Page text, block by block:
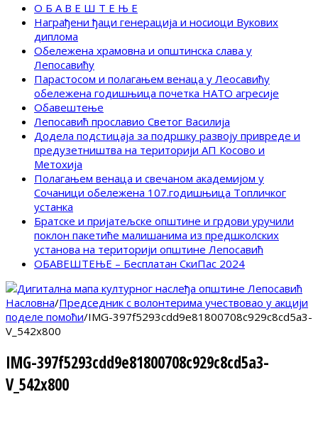
О Б А В Е Ш Т Е Њ Е
Награђени ђаци генерација и носиоци Вукових
диплома
Обележена храмовна и општинска слава у
Лепосавићу
Парастосом и полагањем венаца у Леосавићу
обележена годишњица почетка НАТО агресије
Обавештење
Лепосавић прославио Светог Василија
Додела подстицаја за подршку развоју привреде и
предузетништва на територији АП Косово и
Метохија
Полагањем венаца и свечаном академијом у
Сочаници обележена 107.годишњица Топличког
устанка
Братске и пријатељске општине и грдови уручили
поклон пакетиће малишанима из предшколских
установа на територији општине Лепосавић
ОБАВЕШТЕЊЕ – Бесплатан СкиПас 2024
Насловна/Председник с волонтерима учествовао у акцији
поделе помоћи/IMG-397f5293cdd9e81800708c929c8cd5a3-
V_542x800
IMG-397f5293cdd9e81800708c929c8cd5a3-
V_542x800